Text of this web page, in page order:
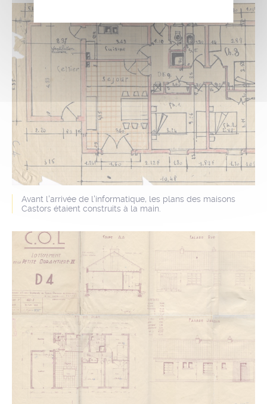
Avant l'arrivée de l'informatique, les plans des maisons
Castors étaient construits à la main.